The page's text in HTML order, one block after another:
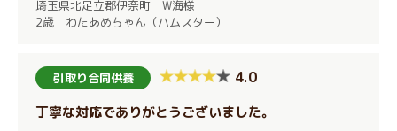
埼玉県北足立郡伊奈町 W海様
2歳 わたあめちゃん（ハムスター）
引取り合同供養 4.0
丁寧な対応でありがとうございました。